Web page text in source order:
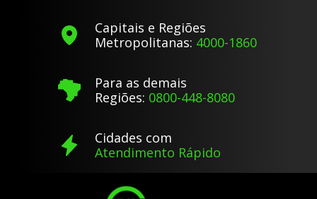
Capitais e Regiões
Metropolitanas: 4000-1860
Para as demais
Regiões: 0800-448-8080
Cidades com
Atendimento Rápido